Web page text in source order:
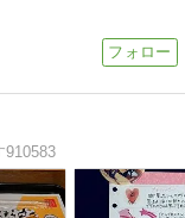
910583